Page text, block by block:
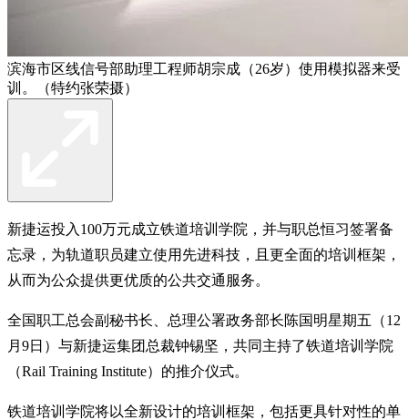
滨海市区线信号部助理工程师胡宗成（26岁）使用模拟器来受
训。（特约张荣摄）
新捷运投入100万元成立铁道培训学院，并与职总恒习签署备
忘录，为轨道职员建立使用先进科技，且更全面的培训框架，
从而为公众提供更优质的公共交通服务。
全国职工总会副秘书长、总理公署政务部长陈国明星期五（12
月9日）与新捷运集团总裁钟锡坚，共同主持了铁道培训学院
（Rail Training Institute）的推介仪式。
铁道培训学院将以全新设计的培训框架，包括更具针对性的单